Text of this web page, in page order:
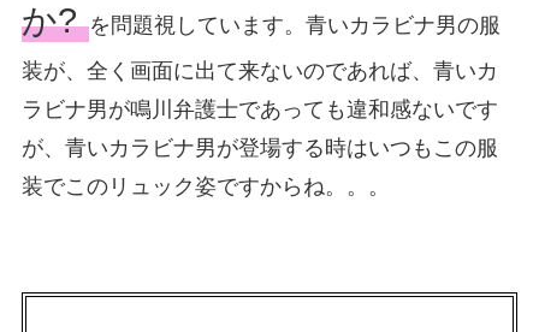
か?を問題視しています。青いカラビナ男の服
装が、全く画面に出て来ないのであれば、青いカ
ラビナ男が鳴川弁護士であっても違和感ないです
が、青いカラビナ男が登場する時はいつもこの服
装でこのリュック姿ですからね。。。